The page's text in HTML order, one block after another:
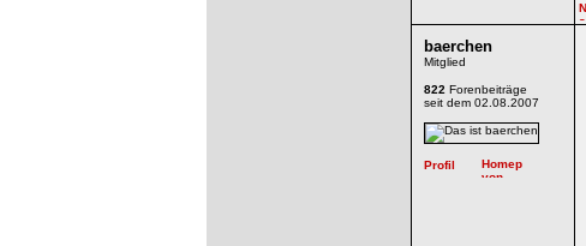
baerchen
Mitglied
822 Forenbeiträge
seit dem 02.08.2007